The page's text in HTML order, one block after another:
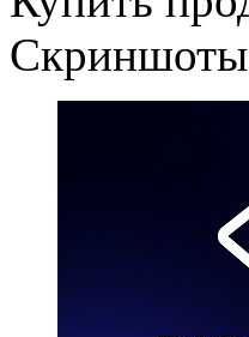
Скриншоты